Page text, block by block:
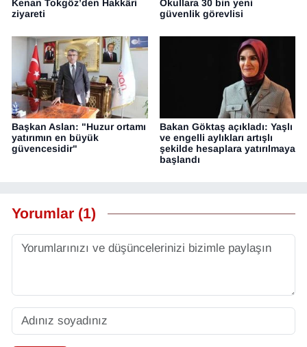
Kenan Tokgöz’den Hakkâri
ziyareti
Okullara 30 bin yeni
güvenlik görevlisi
Başkan Aslan: "Huzur ortamı
yatırımın en büyük
güvencesidir"
Bakan Göktaş açıkladı: Yaşlı
ve engelli aylıkları artışlı
şekilde hesaplara yatırılmaya
başlandı
Yorumlar (1)